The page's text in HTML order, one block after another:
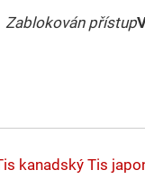
Zablokován přístup
kanadskýTis